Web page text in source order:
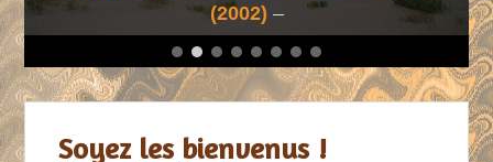
(2002)
2 3 4 5 6 7 8
Soyez les bienvenus !